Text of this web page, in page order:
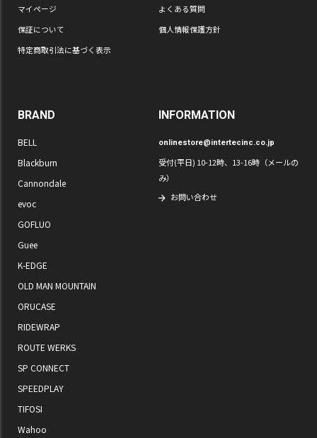
マイページ
よくある質問
保証について
個人情報保護方針
特定商取引法に基づく表示
BRAND
BELL
Blackburn
Cannondale
evoc
GOFLUO
Guee
K-EDGE
OLD MAN MOUNTAIN
ORUCASE
RIDEWRAP
ROUTE WERKS
SP CONNECT
SPEEDPLAY
TIFOSI
Wahoo
INFORMATION
onlinestore@intertecinc.co.jp
受付(平日) 10-12時、13-16時（メールの
み）
お問い合わせ